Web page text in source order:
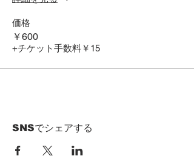
価格
￥600
+チケット手数料￥15
SNSでシェアする